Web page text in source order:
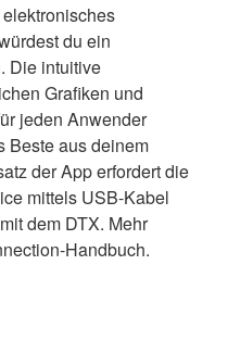
du ein
Die intuitive
Grafiken und
jeden Anwender
Beste aus deinem
der App erfordert die
mittels USB-Kabel
dem DTX. Mehr
Handbuch.